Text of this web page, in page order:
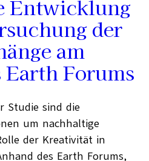
Entwicklung
der
am
Earth Forums
Studie sind die
um nachhaltige
der Kreativität in
des Earth Forums,